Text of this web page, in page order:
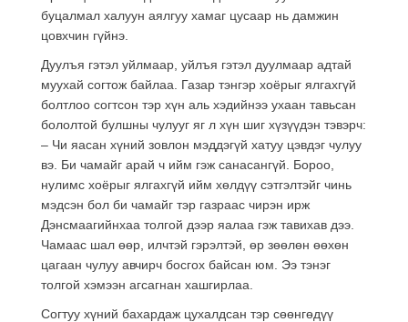
буцалмал халуун аялгуу хамаг цусаар нь дамжин
цовхчин гүйнэ.
Дуулъя гэтэл уйлмаар, уйлъя гэтэл дуулмаар адтай
муухай согтож байлаа. Газар тэнгэр хоёрыг ялгахгүй
болтлоо согтсон тэр хүн аль хэдийнээ ухаан тавьсан
бололтой булшны чулууг яг л хүн шиг хүзүүдэн тэвэрч:
– Чи яасан хүний зовлон мэддэгүй хатуу цэвдэг чулуу
вэ. Би чамайг арай ч ийм гэж санасангүй. Бороо,
нулимс хоёрыг ялгахгүй ийм хөлдүү сэтгэлтэйг чинь
мэдсэн бол би чамайг тэр газраас чирэн ирж
Дэнсмаагийнхаа толгой дээр яалаа гэж тавихав дээ.
Чамаас шал өөр, илчтэй гэрэлтэй, өр зөөлөн өөхөн
цагаан чулуу авчирч босгох байсан юм. Ээ тэнэг
толгой хэмээн агсагнан хашгирлаа.
Согтуу хүний бахардаж цухалдсан тэр сөөнгөдүү